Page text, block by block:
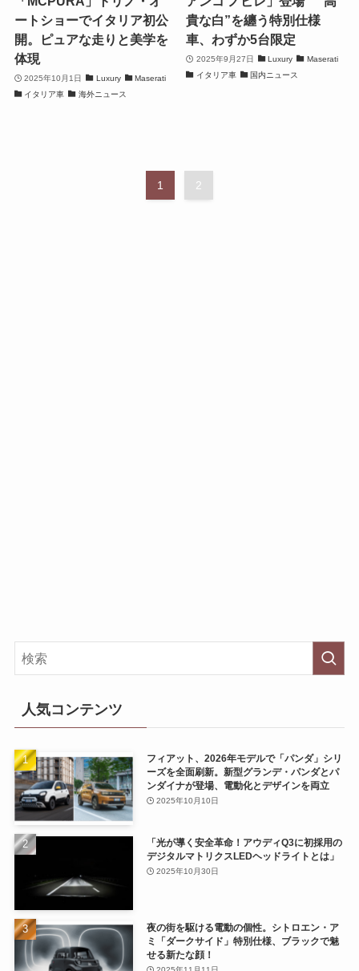
ートショーでイタリア初公
開。ピュアな走りと美学を
体現
2025年10月1日 Luxury
Maserati
イタリア車
海外ニュース
貴な白”を纏う特別仕様
車、わずか5台限定
2025年9月27日 Luxury
Maserati
イタリア車
国内ニュース
1 2
人気コンテンツ
フィアット、2026年モデルで「パンダ」シリ
ーズを全面刷新。新型グランデ・パンダとパ
ンダイナが登場、電動化とデザインを両立
2025年10月10日
「光が導く安全革命！アウディQ3に初採用の
デジタルマトリクスLEDヘッドライトとは」
2025年10月30日
夜の街を駆ける電動の個性。シトロエン・ア
ミ「ダークサイド」特別仕様、ブラックで魅
せる新たな顔！